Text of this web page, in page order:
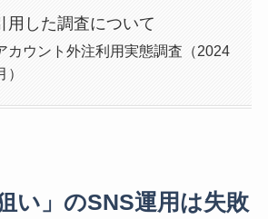
用した調査について
カウント外注利用実態調査（2024
い」のSNS運用は失敗